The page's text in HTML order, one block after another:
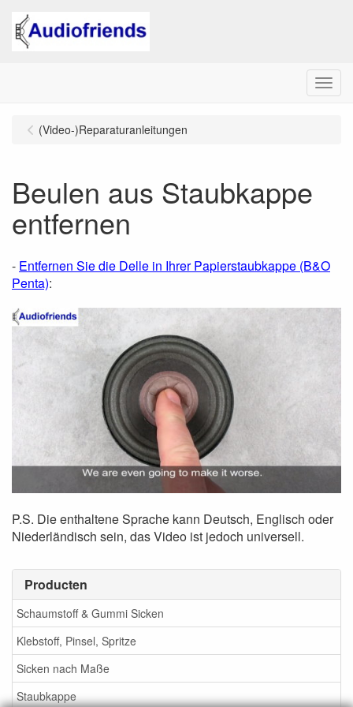
Menu
Producten
Schaumstoff & Gummi Sicken
Klebstoff, Pinsel, Spritze
Sicken nach Maße
Staubkappe
(Video-)Reparaturanleitungen
Beulen aus Staubkappe
entfernen
- Entfernen Sie die Delle in Ihrer Papierstaubkappe (B&O
Penta):
P.S. Die enthaltene Sprache kann Deutsch, Englisch oder
Niederländisch sein, das Video ist jedoch universell.